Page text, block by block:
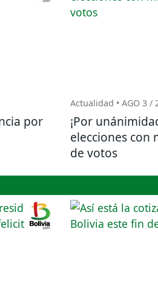
por
Actualidad • AGO 3 /
¡Por
elecciones con
de votos